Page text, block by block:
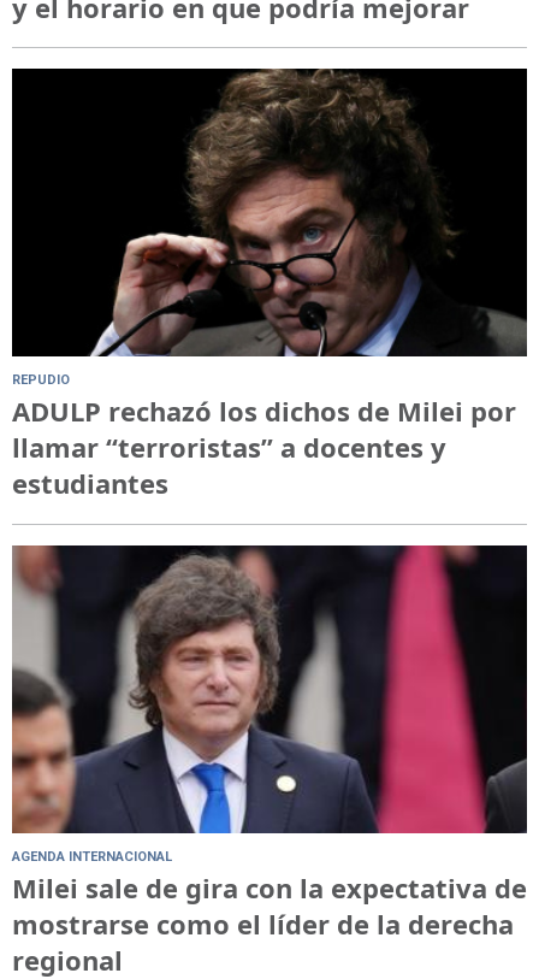
REPUDIO
ADULP rechazó los dichos de Milei por
llamar “terroristas” a docentes y
estudiantes
AGENDA INTERNACIONAL
Milei sale de gira con la expectativa de
mostrarse como el líder de la derecha
regional